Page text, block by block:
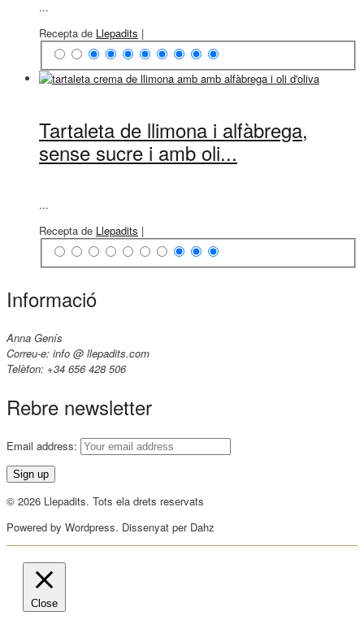
...
Recepta de Llepadits |
Tartaleta de llimona i alfàbrega,
sense sucre i amb oli...
...
Recepta de Llepadits |
Informació
Anna Genís
Correu-e: info @ llepadits.com
Telèfon: +34 656 428 506
Rebre newsletter
Email address:
© 2026 Llepadits. Tots ela drets reservats
Powered by Wordpress. Dissenyat per Dahz
Close